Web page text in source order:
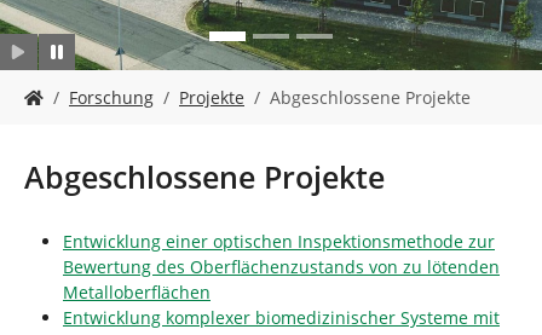
i
i
Forschung Projekte Abgeschlossene Projekte
Abgeschlossene Projekte
Entwicklung einer optischen Inspektionsmethode zur
Bewertung des Oberflächenzustands von zu lötenden
Metalloberflächen
Entwicklung komplexer biomedizinischer Systeme mit